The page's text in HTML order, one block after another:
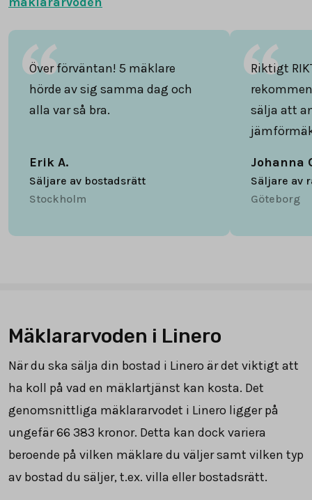
Över förväntan! 5 mäklare
hörde av sig samma dag och
alla var så bra.
Erik A.
Säljare av bostadsrätt
Stockholm
Riktigt
sälja att
Johanna
Säljare av
Göteborg
Mäklararvoden i Linero
När du ska sälja din bostad i Linero är det viktigt att
ha koll på vad en mäklartjänst kan kosta. Det
genomsnittliga mäklararvodet i Linero ligger på
ungefär66 383 kronor. Detta kan dock variera
beroende på vilken mäklare du väljer samt vilken typ
av bostad du säljer, t.ex. villa eller bostadsrätt.